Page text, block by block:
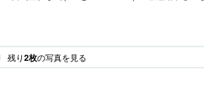
残り2枚の写真を見る